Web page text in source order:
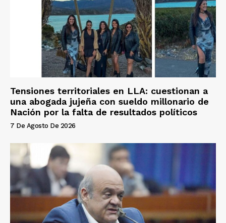
Tensiones territoriales en LLA: cuestionan a
una abogada jujeña con sueldo millonario de
Nación por la falta de resultados políticos
7 De Agosto De 2026